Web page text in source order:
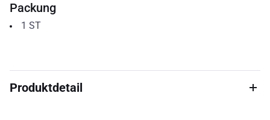
Packung
1 ST
Produktdetail